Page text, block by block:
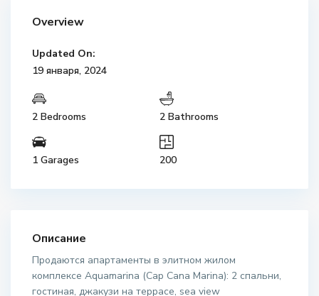
Overview
Updated On:
19 января, 2024
2 Bedrooms 2 Bathrooms
1 Garages 200
Описание
Продаются апартаменты в элитном жилом
комплексе Aquamarina (Cap Cana Marina): 2 спальни,
гостиная, джакузи на террасе, sea view